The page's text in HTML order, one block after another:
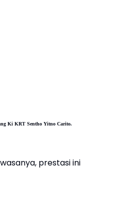
Ki KRT Sentho Yitno Carito.
prestasi ini